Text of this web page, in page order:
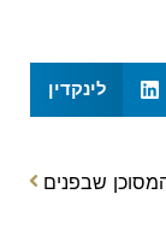
לינקדין
שבפנים